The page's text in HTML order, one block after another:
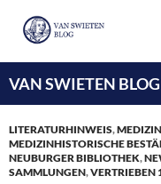
VAN SWIETEN
INHALT
SPRINGEN
LITERATURHINWEIS,
MEDIZINHISTORISCHE
NEUBURGER BIBLIOTHEK,
SAMMLUNGEN,VERTRIEBEN